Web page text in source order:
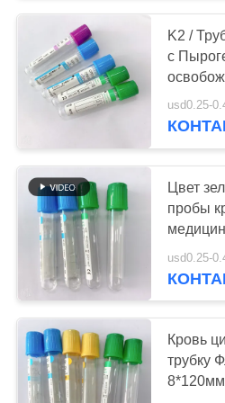
Про трубка
Трубки ПТ
K2 /
с
usd0.25-
Цвет
пробы
usd0.25-
Кровь
трубку